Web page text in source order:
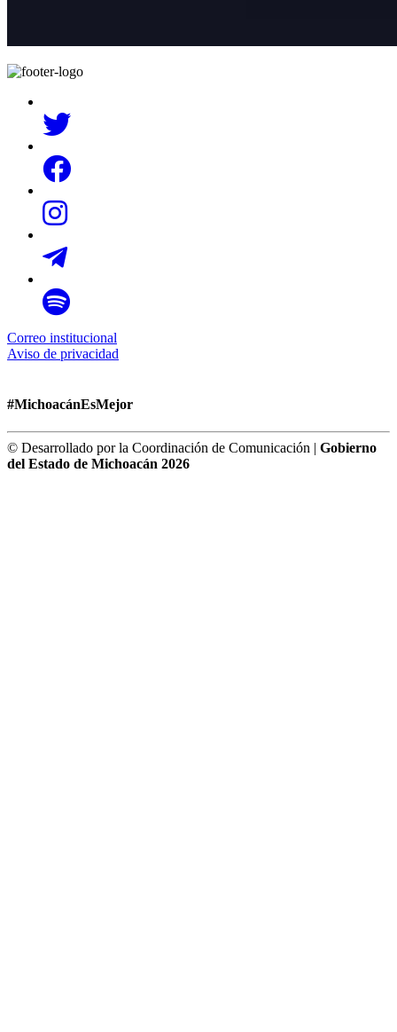
Correo institucional
Aviso de privacidad
#MichoacánEsMejor
© Desarrollado por la Coordinación de Comunicación | Gobierno
del Estado de Michoacán 2026